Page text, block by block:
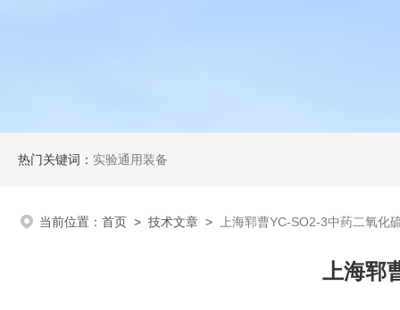
热门关键词： 实验通用装备
当前位置： 首页 > 技术文章 > 上海郓曹YC-SO2-3中药二氧化
上海郓